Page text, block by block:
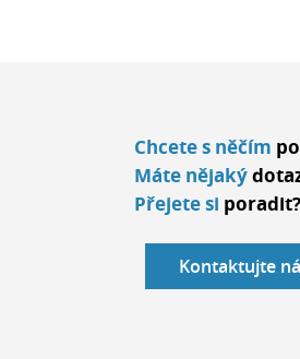
Chcete s něčím
Máte nějaký
Přejete si poradit?
Kontaktujte